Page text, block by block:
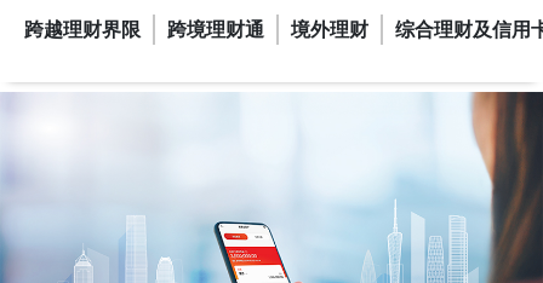
跨越理财界限 跨境理财通 境外理财 综合理财及信用